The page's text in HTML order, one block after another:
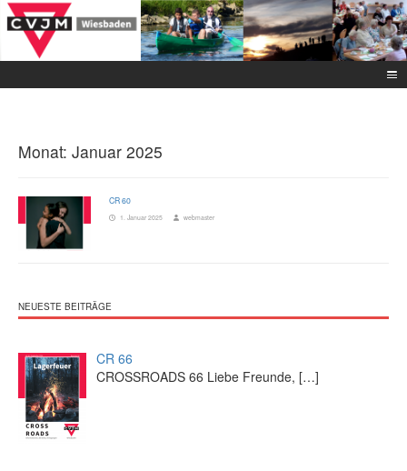
Monat: Januar 2025
CR 60
1. Januar 2025 webmaster
NEUESTE BEITRÄGE
CR 66
CROSSROADS 66 Liebe Freunde, […]